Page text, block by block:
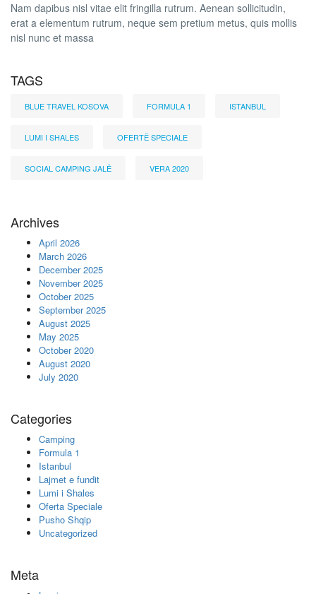
Nam dapibus nisl vitae elit fringilla rutrum. Aenean sollicitudin,
erat a elementum rutrum, neque sem pretium metus, quis mollis
nisl nunc et massa
TAGS
BLUE TRAVEL KOSOVA FORMULA 1 ISTANBUL
LUMI I SHALES OFERTË SPECIALE
SOCIAL CAMPING JALË VERA 2020
Archives
April 2026
March 2026
December 2025
November 2025
October 2025
September 2025
August 2025
May 2025
October 2020
August 2020
July 2020
Categories
Camping
Formula 1
Istanbul
Lajmet e fundit
Lumi i Shales
Oferta Speciale
Pusho Shqip
Uncategorized
Meta